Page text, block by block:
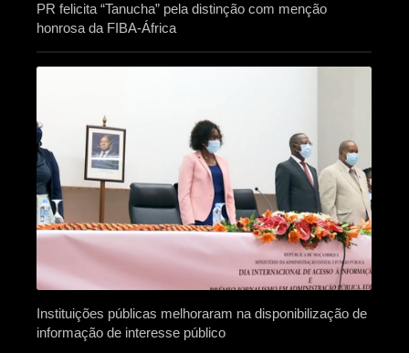
PR felicita “Tanucha” pela distinção com menção
honrosa da FIBA-África
Instituições públicas melhoraram na disponibilização de
informação de interesse público